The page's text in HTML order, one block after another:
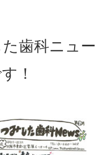
歯科ニュ
！